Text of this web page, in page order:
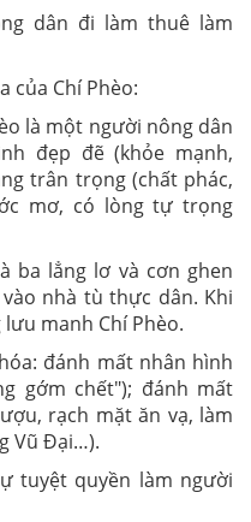
dân đi làm thuê làm
của Chí Phèo:
là một người nông dân
đẹp đẽ (khỏe mạnh,
trân trọng (chất phác,
mơ, có lòng tự trọng
ba lẳng lơ và cơn ghen
nhà tù thực dân. Khi
manh Chí Phèo.
đánh mất nhân hình
gớm chết"); đánh mất
rạch mặt ăn vạ, làm
Vũ Đại…).
tuyệt quyền làm người